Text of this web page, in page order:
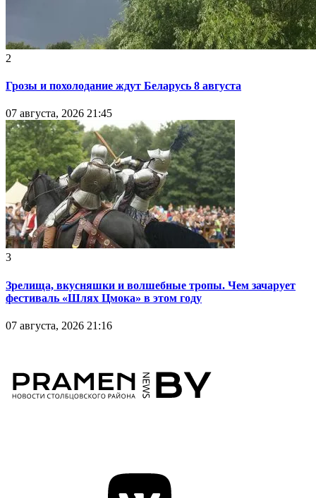
2
Грозы и похолодание ждут Беларусь 8 августа
07 августа, 2026 21:45
3
Зрелища, вкусняшки и волшебные тропы. Чем зачарует
фестиваль «Шлях Цмока» в этом году
07 августа, 2026 21:16